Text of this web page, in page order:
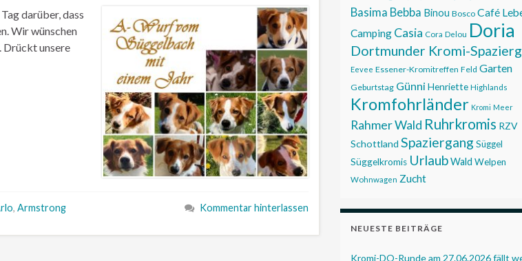
darüber, dass
Wir wünschen
Drückt unsere
, Armstrong
Kommentar hinterlassen
Basima Bebba Binou Bosco Café
Camping Casia Cora Delou Doria
Dortmunder Kromi-
Eevee Essener-Kromitreffen Feld Garten
Geburtstag Günni Henriette Highlands
Kromfohrländer Kromi Meer
Rahmer Wald Ruhrkromis RZV
Schottland Spaziergang Süggel
Süggelkromis UrlaubWald Welpen
Wohnwagen Zucht
NEUESTE BEITRÄGE
Kromi-DO-Runde am 27.06.2026 fällt